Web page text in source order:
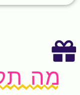
מה